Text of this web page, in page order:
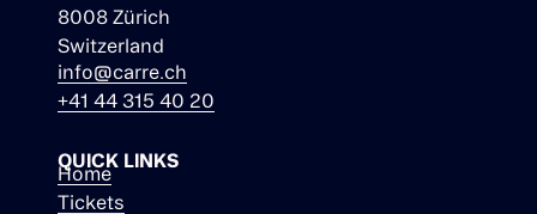
8008 Zürich
Switzerland
info@carre.ch
+41 44 315 40 20
QUICK LINKS
Home
Tickets